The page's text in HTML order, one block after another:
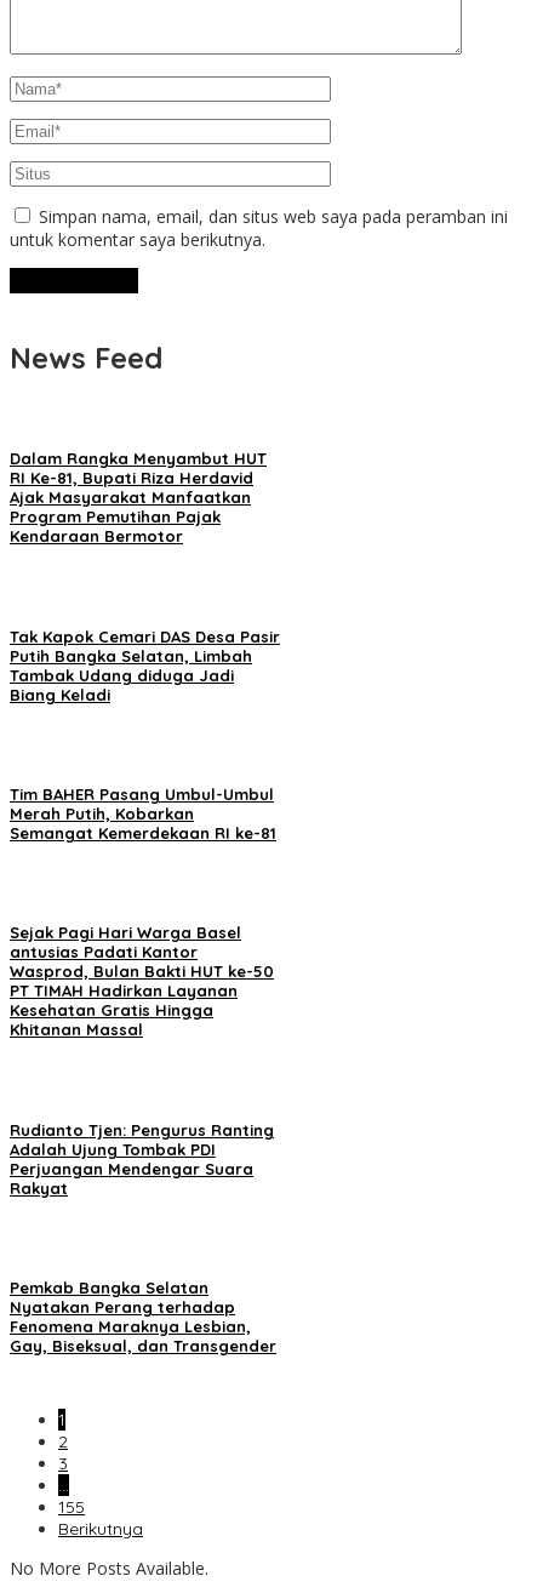
Simpan nama, email, dan situs web saya pada peramban ini
untuk komentar saya berikutnya.
News Feed
Dalam Rangka Menyambut HUT
RI Ke-81, Bupati Riza Herdavid
Ajak Masyarakat Manfaatkan
Program Pemutihan Pajak
Kendaraan Bermotor
Tak Kapok Cemari DAS Desa Pasir
Putih Bangka Selatan, Limbah
Tambak Udang diduga Jadi
Biang Keladi
Tim BAHER Pasang Umbul-Umbul
Merah Putih, Kobarkan
Semangat Kemerdekaan RI ke-81
Sejak Pagi Hari Warga Basel
antusias Padati Kantor
Wasprod, Bulan Bakti HUT ke-50
PT TIMAH Hadirkan Layanan
Kesehatan Gratis Hingga
Khitanan Massal
Rudianto Tjen: Pengurus Ranting
Adalah Ujung Tombak PDI
Perjuangan Mendengar Suara
Rakyat
Pemkab Bangka Selatan
Nyatakan Perang terhadap
Fenomena Maraknya Lesbian,
Gay, Biseksual, dan Transgender
1
2
3
…
155
Berikutnya
No More Posts Available.